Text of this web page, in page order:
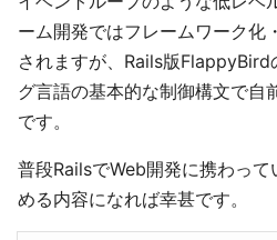
ーム開発ではフレームワーク化
されますが、Rails版FlappyBird
グ言語の基本的な制御構文で自
です。
普段RailsでWeb開発に携わっ
める内容になれば幸甚です。